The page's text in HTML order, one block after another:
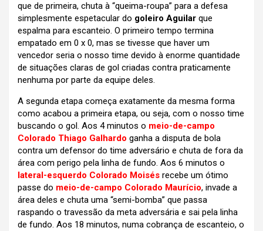
que de primeira, chuta à “queima-roupa” para a defesa
simplesmente espetacular do goleiro Aguilar que
espalma para escanteio. O primeiro tempo termina
empatado em 0 x 0, mas se tivesse que haver um
vencedor seria o nosso time devido à enorme quantidade
de situações claras de gol criadas contra praticamente
nenhuma por parte da equipe deles.
A segunda etapa começa exatamente da mesma forma
como acabou a primeira etapa, ou seja, com o nosso time
buscando o gol. Aos 4 minutos o meio-de-campo
Colorado Thiago Galhardo ganha a disputa de bola
contra um defensor do time adversário e chuta de fora da
área com perigo pela linha de fundo. Aos 6 minutos o
lateral-esquerdo Colorado Moisés recebe um ótimo
passe do meio-de-campo Colorado Maurício, invade a
área deles e chuta uma “semi-bomba” que passa
raspando o travessão da meta adversária e sai pela linha
de fundo. Aos 18 minutos, numa cobrança de escanteio, o